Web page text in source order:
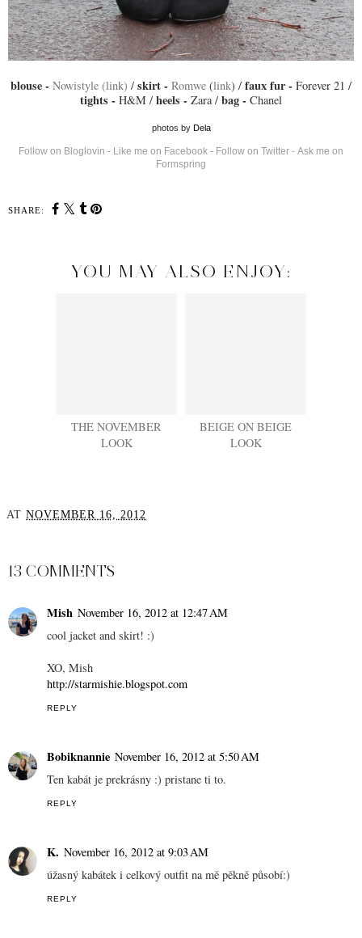
blouse - Nowistyle (link) / skirt - Romwe (link) / faux fur - Forever 21 /
tights - H&M / heels - Zara / bag - Chanel
photos by Dela
Follow on Bloglovin - Like me on Facebook - Follow on Twitter - Ask me on
Formspring
SHARE:
YOU MAY ALSO ENJOY:
THE NOVEMBER
LOOK
BEIGE ON BEIGE
LOOK
AT NOVEMBER 16, 2012
13 COMMENTS
Mish November 16, 2012 at 12:47 AM
cool jacket and skirt! :)
XO, Mish
http://starmishie.blogspot.com
REPLY
Bobiknannie November 16, 2012 at 5:50 AM
Ten kabát je prekrásny :) pristane ti to.
REPLY
K. November 16, 2012 at 9:03 AM
úžasný kabátek i celkový outfit na mě pěkně působí:)
REPLY